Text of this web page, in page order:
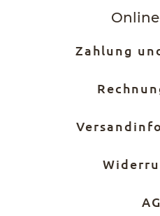
Zahlung